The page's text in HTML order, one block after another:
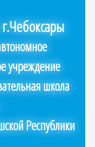
учреждение
школа
Республики